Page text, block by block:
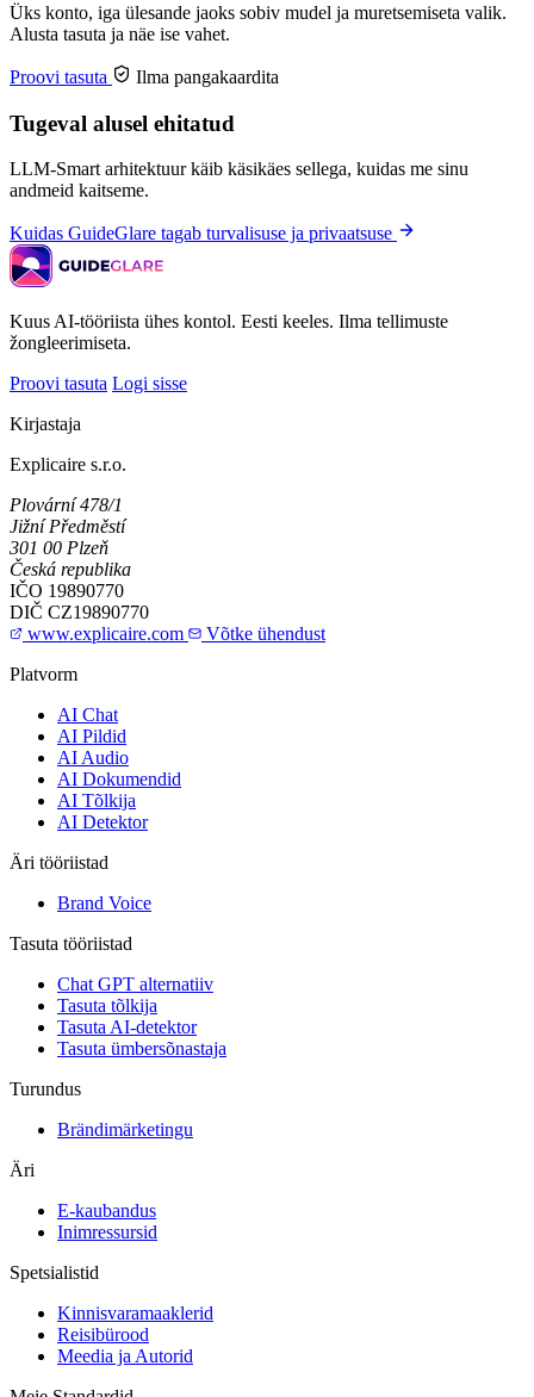
Üks konto, iga ülesande jaoks sobiv mudel ja muretsemiseta valik.
Alusta tasuta ja näe ise vahet.
Proovi tasuta Ilma pangakaardita
Tugeval alusel ehitatud
LLM-Smart arhitektuur käib käsikäes sellega, kuidas me sinu
andmeid kaitseme.
Kuidas GuideGlare tagab turvalisuse ja privaatsuse
Kuus AI-tööriista ühes kontol. Eesti keeles. Ilma tellimuste
žongleerimiseta.
Proovi tasuta Logi sisse
Kirjastaja
Explicaire s.r.o.
Plovární 478/1
Jižní Předměstí
301 00 Plzeň
Česká republika
IČO 19890770
DIČ CZ19890770
www.explicaire.com
Võtke ühendust
Platvorm
AI Chat
AI Pildid
AI Audio
AI Dokumendid
AI Tõlkija
AI Detektor
Äri tööriistad
Brand Voice
Tasuta tööriistad
Chat GPT alternatiiv
Tasuta tõlkija
Tasuta AI-detektor
Tasuta ümbersõnastaja
Turundus
Brändimärketingu
Äri
E-kaubandus
Inimressursid
Spetsialistid
Kinnisvaramaaklerid
Reisibürood
Meedia ja Autorid